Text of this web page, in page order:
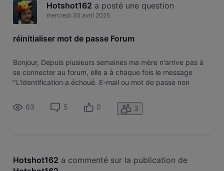
Hotshot162 a posté une question
mercredi 30 avril 2025
réinitialiser mot de passe Forum
Bonjour, Depuis plusieurs semaines ma mère n'arrive pas à
se connecter au forum, elle a à chaque fois le message
"L'identification a échoué. E-mail ou mot de passe non
reçoit aucun email de la part de Voo (rien dans les spams
non plus)
63 5 0 3
Hotshot162 a commenté sur la publication de